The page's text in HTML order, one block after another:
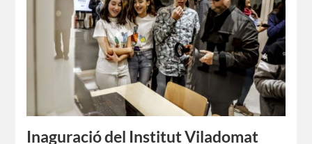
Inaguració del Institut Viladomat